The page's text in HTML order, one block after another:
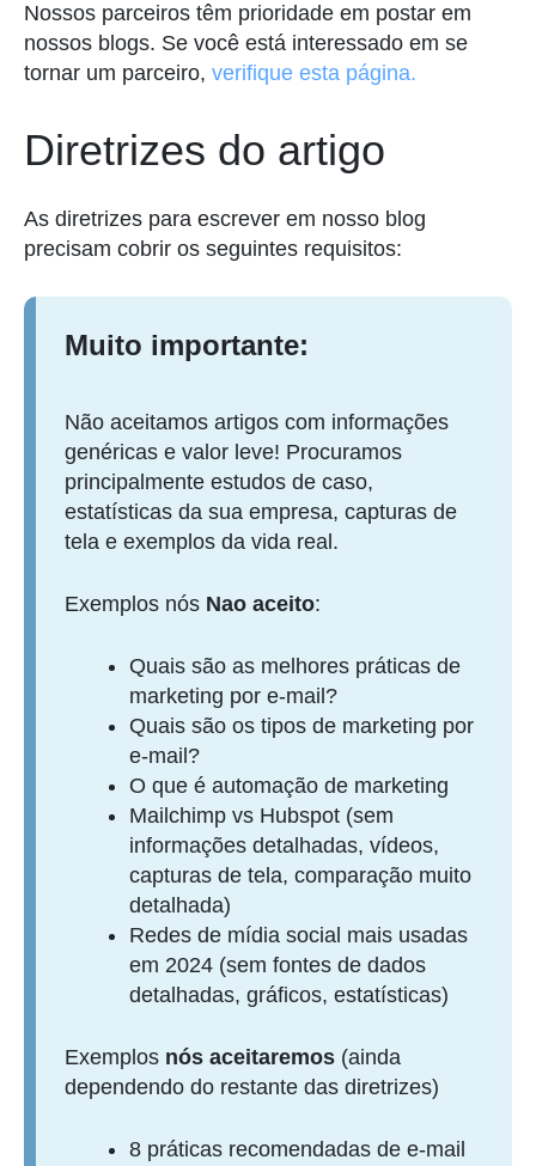
Nossos parceiros têm prioridade em postar em
nossos blogs. Se você está interessado em se
tornar um parceiro, verifique esta página.
Diretrizes do artigo
As diretrizes para escrever em nosso blog
precisam cobrir os seguintes requisitos:
Muito importante:
Não aceitamos artigos com informações
genéricas e valor leve! Procuramos
principalmente estudos de caso,
estatísticas da sua empresa, capturas de
tela e exemplos da vida real.
Exemplos nós Nao aceito:
Quais são as melhores práticas de
marketing por e-mail?
Quais são os tipos de marketing por
e-mail?
O que é automação de marketing
Mailchimp vs Hubspot (sem
informações detalhadas, vídeos,
capturas de tela, comparação muito
detalhada)
Redes de mídia social mais usadas
em 2024 (sem fontes de dados
detalhadas, gráficos, estatísticas)
Exemplos nós aceitaremos (ainda
dependendo do restante das diretrizes)
8 práticas recomendadas de e-mail